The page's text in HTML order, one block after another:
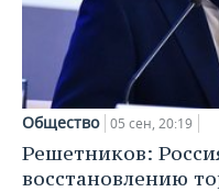
Общество 05 сен, 20:19
Решетников:
восстановлению